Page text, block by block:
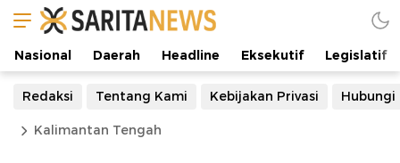
Nasional Daerah Headline Eksekutif Legislatif
Redaksi Tentang Kami Kebijakan Privasi Hubungi
Kalimantan Tengah